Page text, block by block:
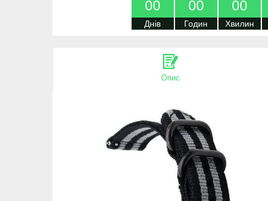
00
Днів
00
Годин
00
Хвилин
Опис